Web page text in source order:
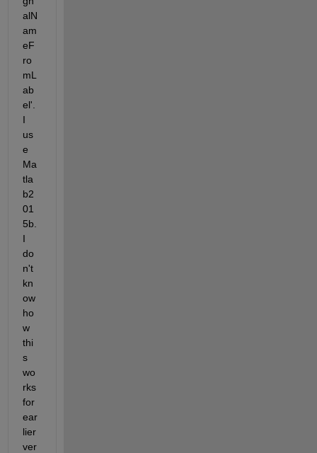
alN
am
eF
ro
mL
ab
el'.
I
us
e
Ma
tla
b2
01
5b.
I
do
n't
kn
ow
ho
w
thi
s
wo
rks
for
ear
lier
ver